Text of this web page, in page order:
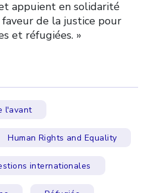
appuient en solidarité
de la justice pour
et réfugiées. »
l'avant
Human Rights and Equality
internationales